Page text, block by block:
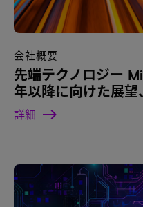
会社概要
先端テクノロジー
年以降に向けた展望
詳細